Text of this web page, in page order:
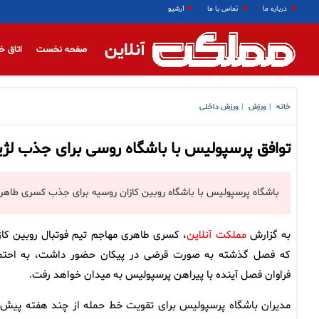
درباره ما تماس با ما آرشیو
آنلاین صفحه نخست اتاق
خانه ورزش ورزش داخلی
توافق پرسپولیس با باشگاه روسی برای جذب
باشگاه پرسپولیس با باشگاه روبین کازان روسیه برای جذب کسری
به گزارشمملکت آنلاین، کسری طاهری مهاجم تیم فوتبال روبین
که فصل گذشته به صورت قرضی در پیکان حضور داشت، به
فراوان فصل آینده با پیراهن پرسپولیس به میدان خواهد رفت.
مدیران باشگاه پرسپولیس برای تقویت خط حمله از چند هفته